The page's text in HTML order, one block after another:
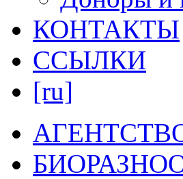
КОНТАКТЫ
ССЫЛКИ
[ru]